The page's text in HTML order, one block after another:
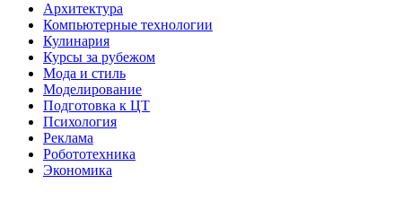
Архитектура
Компьютерные технологии
Кулинария
Курсы за рубежом
Мода и стиль
Моделирование
Подготовка к ЦТ
Психология
Реклама
Робототехника
Экономика